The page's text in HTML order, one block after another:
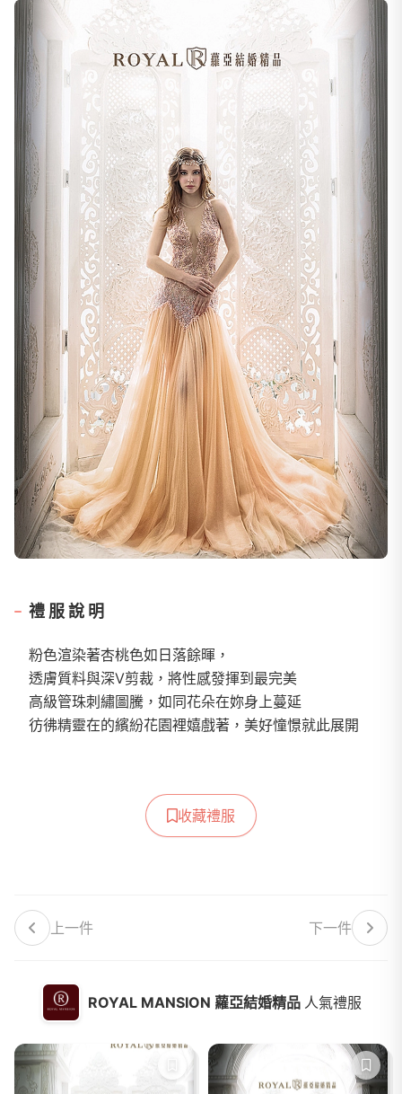
禮服說明
粉色渲染著杏桃色如日落餘暉，
透膚質料與深V剪裁，將性感發揮到最完美
高級管珠刺繡圖騰，如同花朵在妳身上蔓延
彷彿精靈在的繽紛花園裡嬉戲著，美好憧憬就此展開
收藏禮服
上一件 下一件
ROYAL MANSION 蘿亞結婚精品 人氣禮服